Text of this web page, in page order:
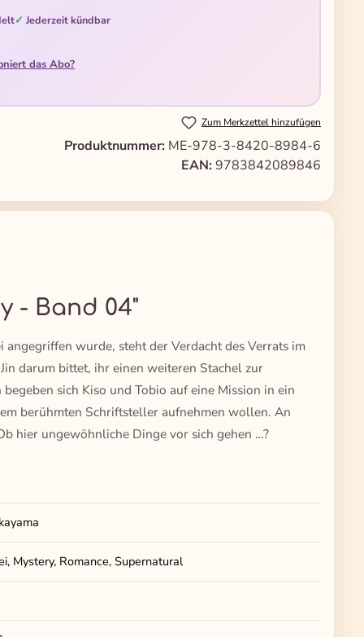
Jederzeit kündbar
das Abo?
Zum Merkzettel hinzufügen
Produktnummer: ME-978-3-8420-8984-6
EAN: 9783842089846
- Band 04"
wurde, steht der Verdacht des Verrats im
darum bittet, ihr einen weiteren Stachel zur
sich Kiso und Tobio auf eine Mission in ein
berühmten Schriftsteller aufnehmen wollen. An
hier ungewöhnliche Dinge vor sich gehen …?
Mystery, Romance, Supernatural